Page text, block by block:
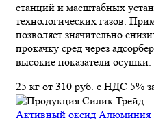
станций и масштабных
технологических газов.
позволяет значительно
прокачку сред через
высокие показатели осушки.
25 кг от 310 руб. с НДС 5%
Активный оксид Алюминия